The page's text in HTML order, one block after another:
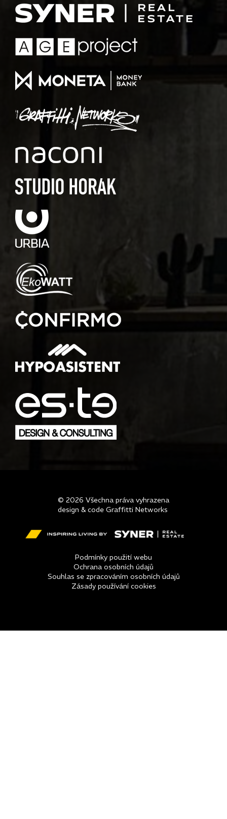
© 2026 Všechna práva vyhrazena
design & code Graffitti Networks
Podmínky použití webu
Ochrana osobních údajů
Souhlas se zpracováním osobních údajů
Zásady používání cookies